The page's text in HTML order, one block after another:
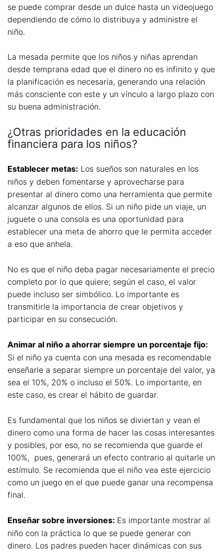
se puede comprar desde un dulce hasta un videojuego
dependiendo de cómo lo distribuya y administre el
niño.
La mesada permite que los niños y niñas aprendan
desde temprana edad que el dinero no es infinito y que
la planificación es necesaria, generando una relación
más consciente con este y un vínculo a largo plazo con
su buena administración.
¿Otras prioridades en la educación
financiera para los niños?
Establecer metas: Los sueños son naturales en los
niños y deben fomentarse y aprovecharse para
presentar al dinero como una herramienta que permite
alcanzar algunos de ellos. Si un niño pide un viaje, un
juguete o una consola es una oportunidad para
establecer una meta de ahorro que le permita acceder
a eso que anhela.
No es que el niño deba pagar necesariamente el precio
completo por lo que quiere; según el caso, el valor
puede incluso ser simbólico. Lo importante es
transmitirle la importancia de crear objetivos y
participar en su consecución.
Animar al niño a ahorrar siempre un porcentaje fijo:
Si el niño ya cuenta con una mesada es recomendable
enseñarle a separar siempre un porcentaje del valor, ya
sea el 10%, 20% o incluso el 50%. Lo importante, en
este caso, es crear el hábito de guardar.
Es fundamental que los niños se diviertan y vean el
dinero como una forma de hacer las cosas interesantes
y posibles, por eso, no se recomienda que guarde el
100%, pues, generará un efecto contrario al quitarle un
estímulo. Se recomienda que el niño vea este ejercicio
como un juego en el que puede ganar una recompensa
final.
Enseñar sobre inversiones: Es importante mostrar al
niño con la práctica lo que se puede generar con
dinero. Los padres pueden hacer dinámicas con sus